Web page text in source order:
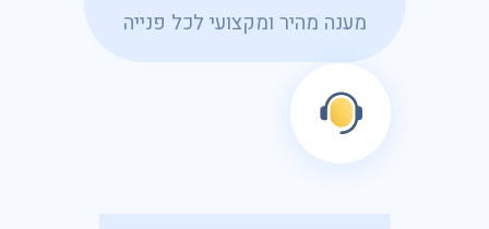
מענה מהיר ומקצועי לכל פנייה